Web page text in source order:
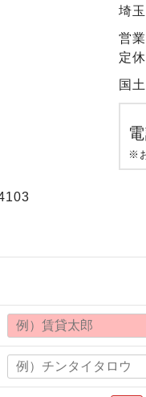
埼
営
定
国
※